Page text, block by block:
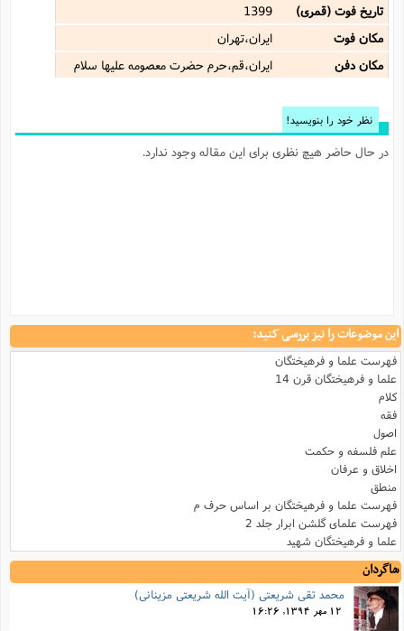
تاریخ فوت (قمری)
1399
مکان فوت
ایران،تهران
مکان دفن
ایران،قم،حرم حضرت معصومه علیها سلام
نظر خود را بنویسید!
در حال حاضر هیچ نظری برای این مقاله وجود ندارد.
این موضوعات را نیز بررسی کنید:
فهرست علما و فرهیختگان
علما و فرهیختگان قرن 14
کلام
فقه
اصول
علم فلسفه و حکمت
اخلاق و عرفان
منطق
فهرست علما و فرهیختگان بر اساس حرف م
فهرست علمای گلشن ابرار جلد 2
علما و فرهیختگان شهید
شاگردان
محمد تقی شریعتی (آیت الله شریعتی مزینانی)
12 مهر 1394, 16:26